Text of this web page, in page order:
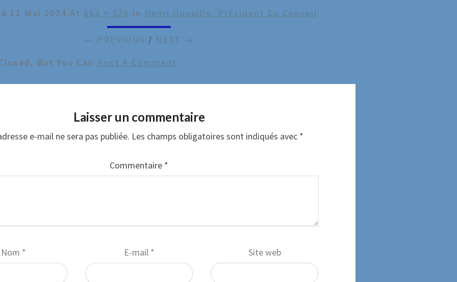
11 Mai 2024 At 663 × 526 In Henri Queuille, Président Du Conseil
← PREVIOUS / NEXT →
But You Can Post A Comment.
Laisser un commentaire
e-mail ne sera pas publiée. Les champs obligatoires sont indiqués avec *
Commentaire *
Nom * E-mail * Site web